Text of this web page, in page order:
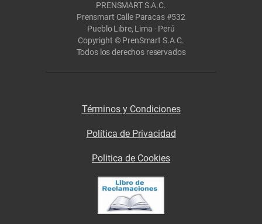
PRENSMART S.A.C.
Prensmart Calle Paracas #532
Pueblo Libre, Lima - Perú
Copyright © PrenSmart S.A.C.
Todos los derechos reservados
Términos y Condiciones
Política de Privacidad
Politica de Cookies